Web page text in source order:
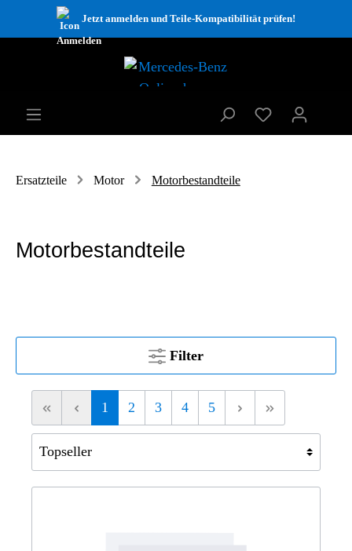
Jetzt anmelden und Teile-Kompatibilität prüfen!
Ersatzteile Motor Motorbestandteile
Motorbestandteile
Filter
1 2 3 4 5